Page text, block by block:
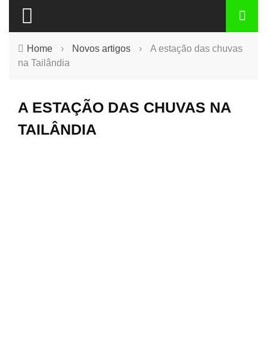
Home › Novos artigos ›
A estação das chuvas
na Tailândia
A ESTAÇÃO DAS CHUVAS NA
TAILÂNDIA